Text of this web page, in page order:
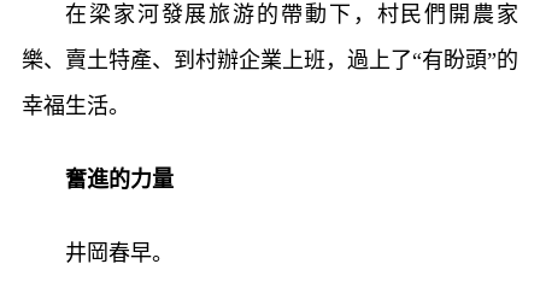
在梁家河發展旅游的帶動下，村民們開農家
樂、賣土特產、到村辦企業上班，過上了“有盼頭”的
幸福生活。
奮進的力量
井岡春早。